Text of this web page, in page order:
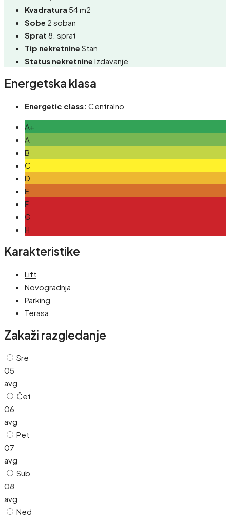
Kvadratura 54 m2
Sobe 2 soban
Sprat 8. sprat
Tip nekretnine Stan
Status nekretnine Izdavanje
Energetska klasa
Energetic class: Centralno
A+
A
B
C
D
E
F
G
H
Karakteristike
Lift
Novogradnja
Parking
Terasa
Zakaži razgledanje
Sre
05
avg
Čet
06
avg
Pet
07
avg
Sub
08
avg
Ned